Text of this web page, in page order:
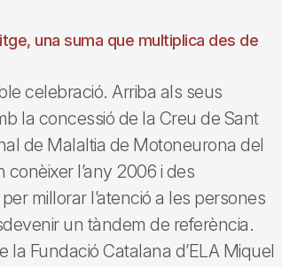
una suma que multiplica des de
celebració. Arriba als seus
la concessió de la Creu de Sant
de Malaltia de Motoneurona del
l’any 2006 i des
millorar l’atenció a les persones
un tàndem de referència.
Fundació Catalana d’ELA Miquel